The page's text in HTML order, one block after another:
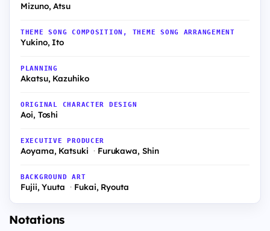
Mizuno, Atsu
THEME SONG COMPOSITION, THEME SONG ARRANGEMENT
Yukino, Ito
PLANNING
Akatsu, Kazuhiko
ORIGINAL CHARACTER DESIGN
Aoi, Toshi
EXECUTIVE PRODUCER
Aoyama, Katsuki Furukawa, Shin
BACKGROUND ART
Fujii, Yuuta Fukai, Ryouta
Notations